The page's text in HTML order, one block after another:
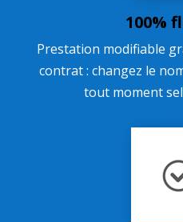
100%
Prestation modifiable
contrat : changez le
tout moment